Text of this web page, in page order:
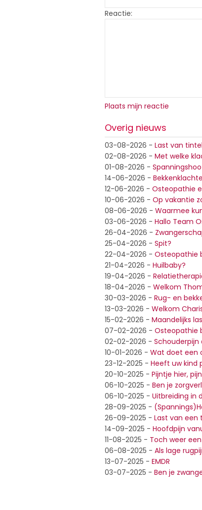
Reactie:
Plaats mijn reactie
Overig nieuws
03-08-2026 - Last van
02-08-2026 - Met welke
01-08-2026 -
14-06-2026 -
12-06-2026 - Osteopathie
10-06-2026 - Op vakantie
08-06-2026 - Waarmee
03-06-2026 - Hallo Team
26-04-2026 -
25-04-2026 - Spit?
22-04-2026 - Osteopathie
21-04-2026 - Huilbaby?
19-04-2026 -
18-04-2026 - Welkom
30-03-2026 - Rug- en
13-03-2026 - Welkom
15-02-2026 - Maandelijks
07-02-2026 - Osteopathie
02-02-2026 -
10-01-2026 - Wat doet een
23-12-2025 - Heeft uw kind
20-10-2025 - Pijntje hier,
06-10-2025 - Ben je
06-10-2025 - Uitbreiding in
28-09-2025 -
26-09-2025 - Last van een
14-09-2025 - Hoofdpijn
11-08-2025 - Toch weer
06-08-2025 - Als lage
13-07-2025 - EMDR
03-07-2025 - Ben je